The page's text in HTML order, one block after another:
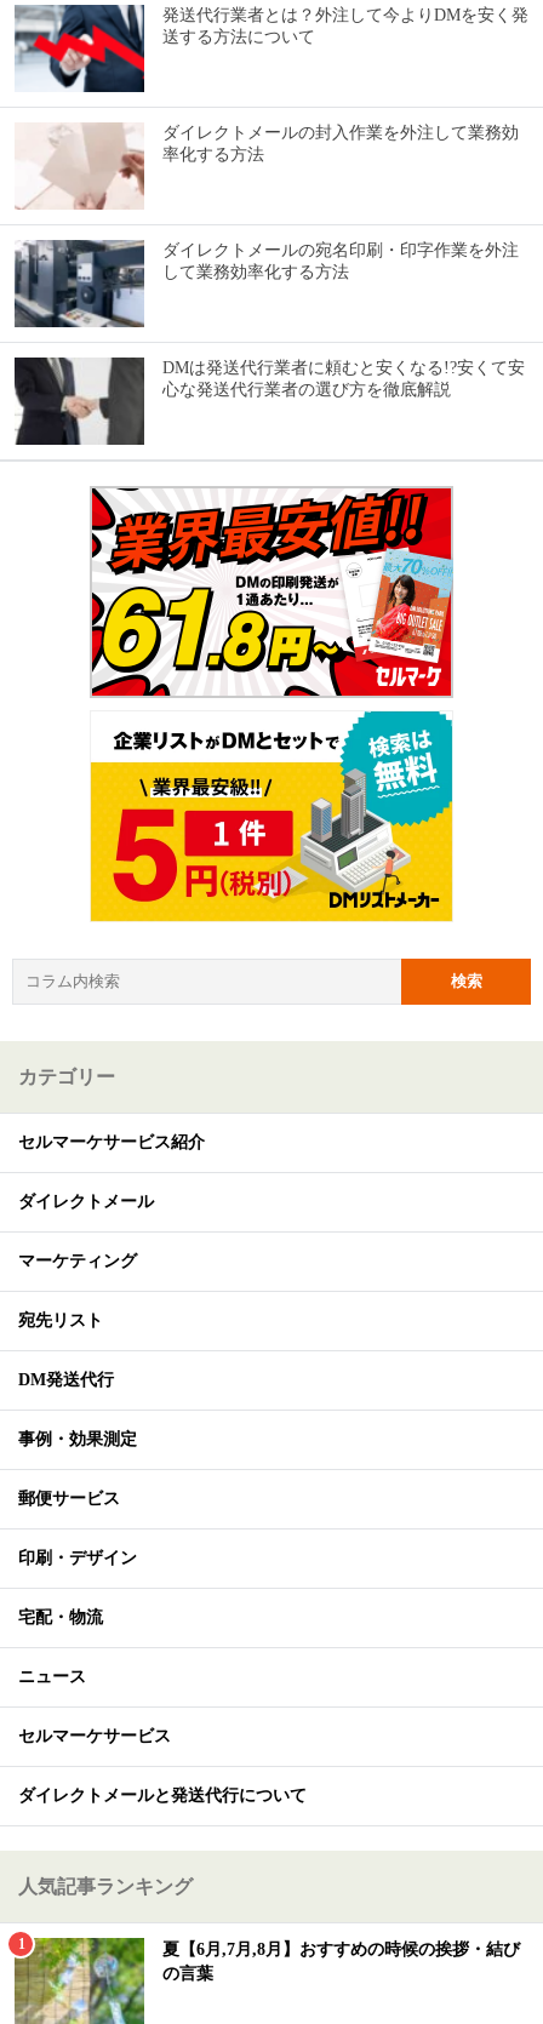
発送代行業者とは？外注して今よりDMを安く発
送する方法について
ダイレクトメールの封入作業を外注して業務効
率化する方法
ダイレクトメールの宛名印刷・印字作業を外注
して業務効率化する方法
DMは発送代行業者に頼むと安くなる!?安くて安
心な発送代行業者の選び方を徹底解説
カテゴリー
セルマーケサービス紹介
ダイレクトメール
マーケティング
宛先リスト
DM発送代行
事例・効果測定
郵便サービス
印刷・デザイン
宅配・物流
ニュース
セルマーケサービス
ダイレクトメールと発送代行について
人気記事ランキング
夏【6月,7月,8月】おすすめの時候の挨拶・結び
の言葉